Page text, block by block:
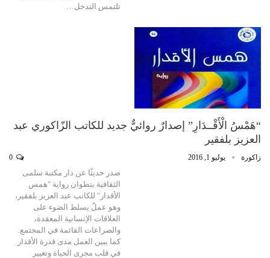
تلتمس التدخل…
“هَمْسُ الْأَقْــدَارِ” إصدارٌ روائيٌّ جديد للكاتب الزّاكوري عبد
العزيز بلفقير
زاكورة يوليو 1, 2016
صدر حديثًا عن دار مكتبة سلمى
الثقافية بتطوان رواية "همس
الأقدار" للكاتب عبد العزيز بلفقير،
وهو عملٌ يسلط الضوء على
العلاقات الإنسانية المعقدة،
والصراعات القائمة في المجتمع.
كما يبين العمل مدى قدرة الأقدار
في قلب مجرى الحياة وتغيير